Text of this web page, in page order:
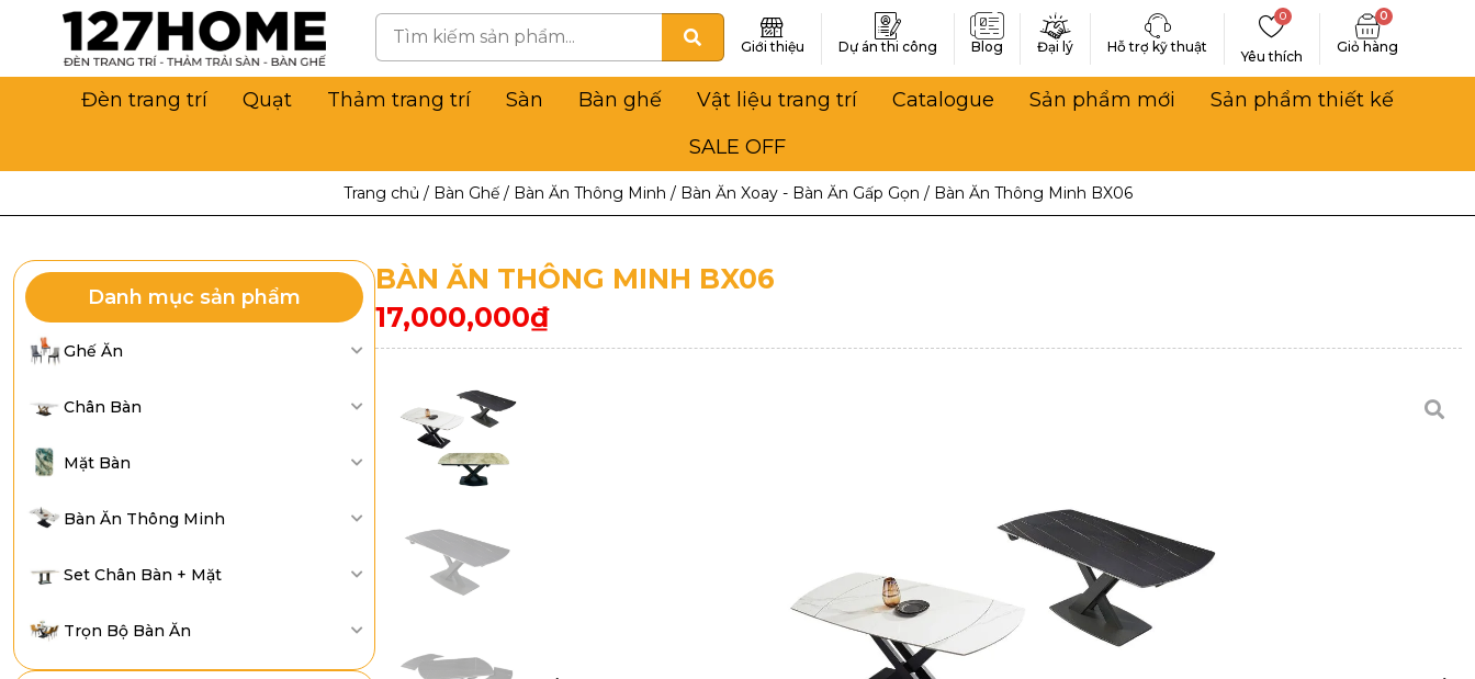
Giới thiệu Dự án thi công Blog Đại lý Hỗ trợ kỹ thuật
Yêu thích
0 0
Đèn trang trí Quạt Thảm trang trí Sàn Bàn ghế Vật liệu trang trí Catalogue Sản phẩm mới
Sản phẩm thiết kế
SALE OFF
Trang chủ / Bàn Ghế/ Bàn Ăn Thông Minh / Bàn Ăn Xoay - Bàn Ăn Gấp Gọn / Bàn Ăn Thông Minh BX06
Danh mục sản phẩm
Ghế Ăn
Chân Bàn
Mặt Bàn
Bàn Ăn Thông Minh
Set Chân Bàn + Mặt
Trọn Bộ Bàn Ăn
BÀN ĂN THÔNG MINH BX06
17,000,000₫